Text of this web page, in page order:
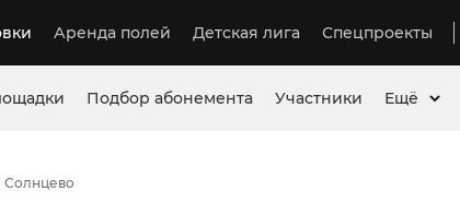
Аренда полей Детская лига Спецпроекты
Подбор абонемента Участники Ещё